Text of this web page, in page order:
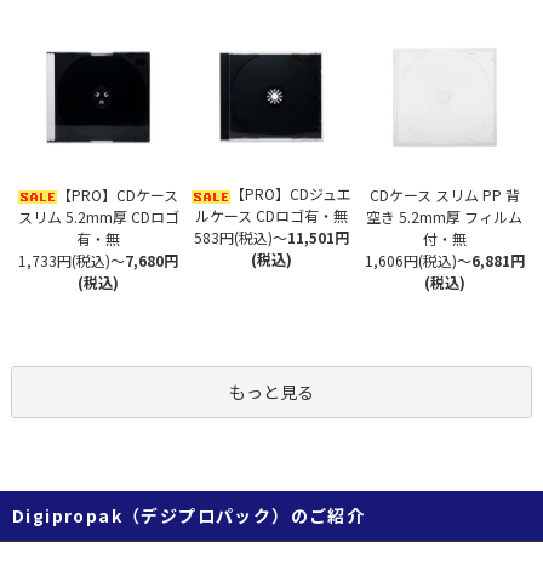
【PRO】CDケース
スリム 5.2mm厚 CDロゴ
有・無
1,733円(税込)～7,680円
(税込)
【PRO】CDジュエ
ルケース CDロゴ有・無
583円(税込)～11,501円
(税込)
CDケース スリム PP 背
空き 5.2mm厚 フィルム
付・無
1,606円(税込)～6,881円
(税込)
もっと見る
Digipropak（デジプロパック）のご紹介